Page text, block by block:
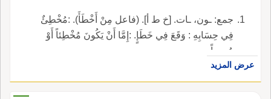
جمع: ـون، ـات. [خ ط أ]. (فاعل مِنْ أَخْطَأَ). :مُخْطِئٌ
فِي حِسَابِهِ : وَقَعَ فِي خَطَإٍ. :إِمَّا أَنْ يَكُونَ مُخْطِئاً أَوْ
مُصِيباً.
عرض المزيد